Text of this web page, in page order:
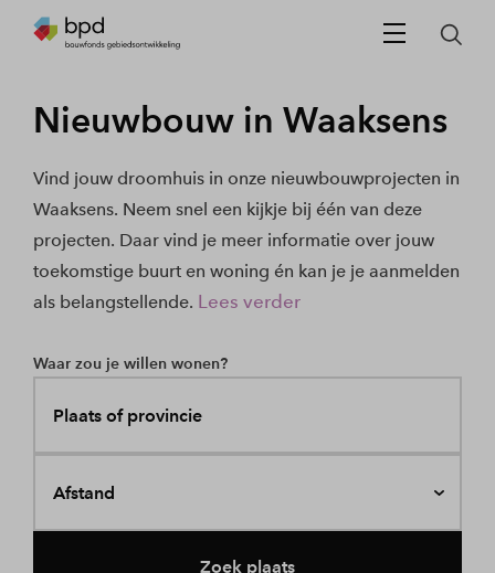
Nieuwbouw in Waaksens
Vind jouw droomhuis in onze nieuwbouwprojecten in
Waaksens. Neem snel een kijkje bij één van deze
projecten. Daar vind je meer informatie over jouw
toekomstige buurt en woning én kan je je aanmelden
als belangstellende. Lees verder
Waar zou je willen wonen?
Plaats of provincie
Afstand
Zoek plaats